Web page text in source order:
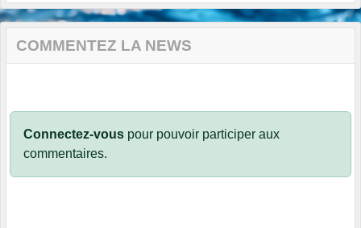
COMMENTEZ LA NEWS
Connectez-vous pour pouvoir participer aux
commentaires.